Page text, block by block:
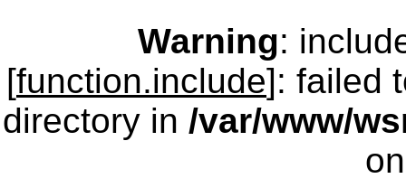
Warning:
[function.include]: failed
directory in /var/www/